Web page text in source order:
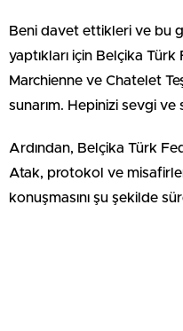
Beni davet ettikleri ve bu
yaptıkları için Belçika Türk
Marchienne ve Chatelet
sunarım. Hepinizi sevgi ve
Ardından, Belçika Türk
Atak, protokol ve
konuşmasını şu şekilde